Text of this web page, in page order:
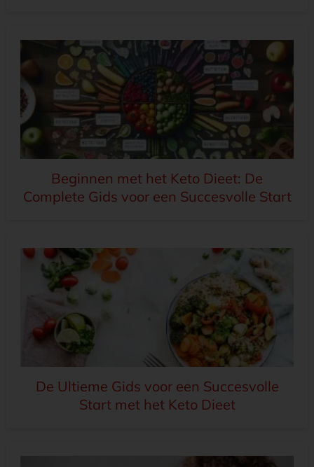
Beginnen met het Keto Dieet: De
Complete Gids voor een Succesvolle Start
De Ultieme Gids voor een Succesvolle
Start met het Keto Dieet